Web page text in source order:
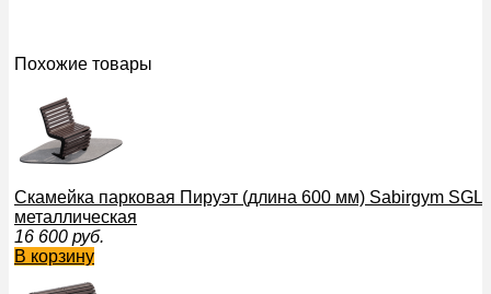
Похожие товары
Скамейка парковая Пируэт (длина 600 мм) Sabirgym
металлическая
16 600 руб.
В корзину